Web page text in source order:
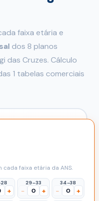
faixa etária e
dos 8 planos
das Cruzes. Cálculo
1 tabelas comerciais
cada faixa etária da ANS.
+
29–33
− +
34–38
− +